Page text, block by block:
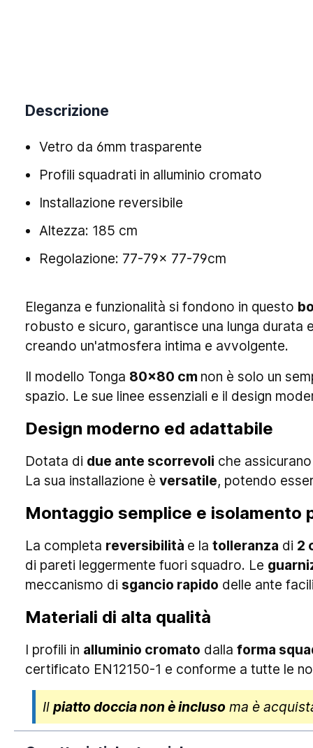
Descrizione
Vetro da 6mm trasparente
Profili squadrati in alluminio cromato
Installazione reversibile
Altezza: 185 cm
Regolazione: 77-79x 77-79cm
Eleganza e funzionalità si fondono in questo
robusto e sicuro, garantisce una lunga durata
creando un'atmosfera intima e avvolgente.
Il modello Tonga 80x80 cm non è solo un
spazio. Le sue linee essenziali e il design
Design moderno ed adattabile
Dotata di due ante scorrevoli che
La sua installazione è versatile, potendo
Montaggio semplice e isolamento
La completa reversibilità e la tolleranza di 2
di pareti leggermente fuori squadro. Le
meccanismo di sgancio rapido delle ante
Materiali di alta qualità
I profili in alluminio cromato dalla forma
certificato EN12150-1 e conforme a tutte le
Il piatto doccia non è incluso ma è